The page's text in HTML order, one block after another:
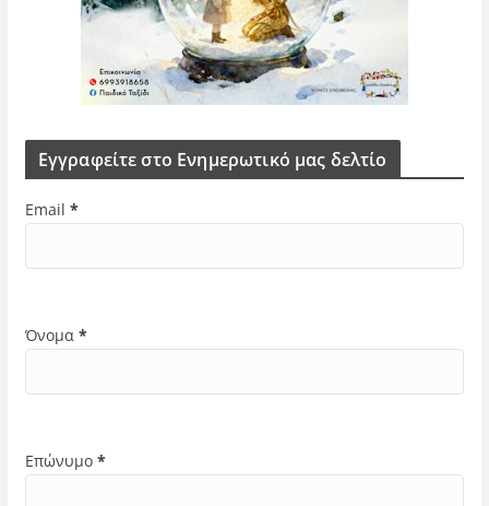
Εγγραφείτε στο Ενημερωτικό μας δελτίο
Email *
Όνομα *
Επώνυμο *